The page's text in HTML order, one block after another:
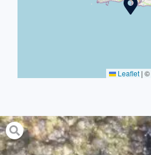
Leaflet | ©